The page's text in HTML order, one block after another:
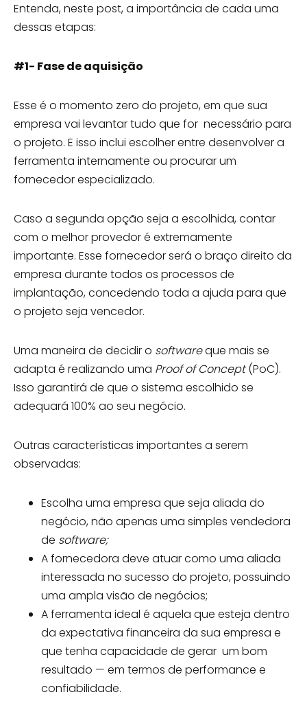
Entenda, neste post, a importância de cada uma
dessas etapas:
#1- Fase de aquisição
Esse é o momento zero do projeto, em que sua
empresa vai levantar tudo que for necessário para
o projeto. E isso inclui escolher entre desenvolver a
ferramenta internamente ou procurar um
fornecedor especializado.
Caso a segunda opção seja a escolhida, contar
com o melhor provedor é extremamente
importante. Esse fornecedor será o braço direito da
empresa durante todos os processos de
implantação, concedendo toda a ajuda para que
o projeto seja vencedor.
Uma maneira de decidir o softwareque mais se
adapta é realizando uma Proof of Concept(PoC).
Isso garantirá de que o sistema escolhido se
adequará 100% ao seu negócio.
Outras características importantes a serem
observadas:
Escolha uma empresa que seja aliada do
negócio, não apenas uma simples vendedora
de software;
A fornecedora deve atuar como uma aliada
interessada no sucesso do projeto, possuindo
uma ampla visão de negócios;
A ferramenta ideal é aquela que esteja dentro
da expectativa financeira da sua empresa e
que tenha capacidade de gerar um bom
resultado — em termos de performance e
confiabilidade.